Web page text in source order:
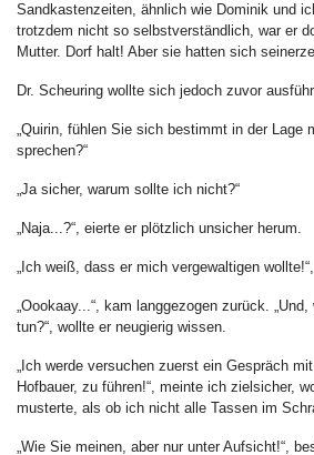
Sandkastenzeiten, ähnlich wie Dominik und
trotzdem nicht so selbstverständlich, war er
Mutter. Dorf halt! Aber sie hatten sich
Dr. Scheuring wollte sich jedoch zuvor
„Quirin, fühlen Sie sich bestimmt in der Lage
sprechen?“
„Ja sicher, warum sollte ich nicht?“
„Naja...?“, eierte er plötzlich unsicher herum.
„Ich weiß, dass er mich vergewaltigen
„Oookaay...“, kam langgezogen zurück.
tun?“, wollte er neugierig wissen.
„Ich werde versuchen zuerst ein Gespräch
Hofbauer, zu führen!“, meinte ich zielsicher,
musterte, als ob ich nicht alle Tassen im
„Wie Sie meinen, aber nur unter Aufsicht!“,